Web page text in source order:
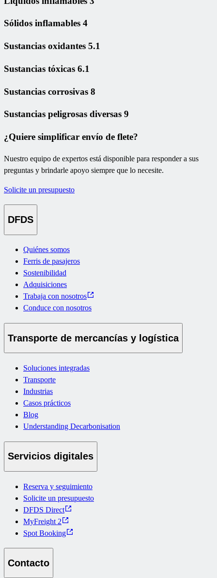
Sólidos inflamables 4
Sustancias oxidantes 5.1
Sustancias tóxicas 6.1
Sustancias corrosivas 8
Sustancias peligrosas diversas 9
¿Quiere simplificar envío de flete?
Nuestro equipo de expertos está disponible para responder a sus
preguntas y brindarle apoyo siempre que lo necesite.
Solicite un presupuesto
DFDS
Quiénes somos
Ferris de pasajeros
Sostenibilidad
Adquisiciones
Trabaja con nosotros
Conduce con nosotros
Transporte de mercancías y logística
Soluciones integradas
Transporte
Industrias
Casos prácticos
Blog
Understanding Decarbonisation
Servicios digitales
Reserva y seguimiento
Solicite un presupuesto
DFDS Direct
MyFreight 2
Spot Booking
Contacto